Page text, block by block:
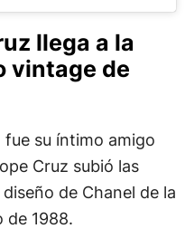
llega a la
vintage de
su íntimo amigo
Cruz subió las
de Chanel de la
de 1988.